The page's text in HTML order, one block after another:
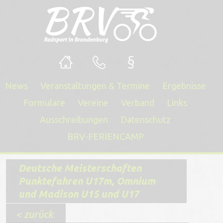
News Veranstaltungen & Termine
Ergebnisse
Formulare
Vereine Verband
Links
Ausschreibungen
Datenschutz
BRV-FERIENCAMP
Deutsche Meisterschaften
Punktefahren U17m, Omnium
und Madison U15 und U17
< zurück